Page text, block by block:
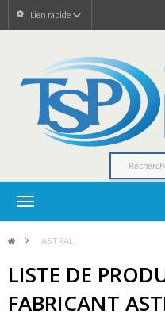
Lien rapide
Navigation
> ASTRAL
LISTE DE
FABRICANT